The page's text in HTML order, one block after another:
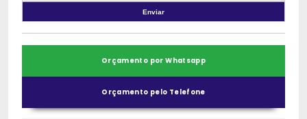
Orçamento por Whatsapp
Orçamento pelo Telefone